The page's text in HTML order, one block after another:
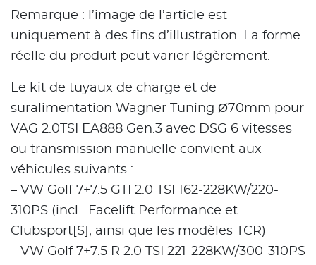
Remarque : l’image de l’article est
uniquement à des fins d’illustration. La forme
réelle du produit peut varier légèrement.
Le kit de tuyaux de charge et de
suralimentation Wagner Tuning Ø70mm pour
VAG 2.0TSI EA888 Gen.3 avec DSG 6 vitesses
ou transmission manuelle convient aux
véhicules suivants :
– VW Golf 7+7.5 GTI 2.0 TSI 162-228KW/220-
310PS (incl . Facelift Performance et
Clubsport[S], ainsi que les modèles TCR)
– VW Golf 7+7.5 R 2.0 TSI 221-228KW/300-310PS